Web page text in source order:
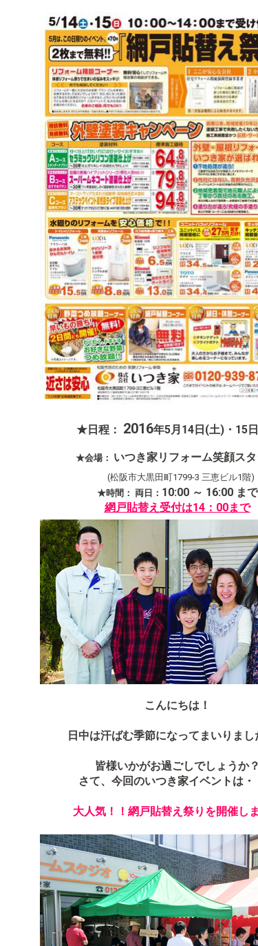
★日程： 2016年5月 14日(土) ・ 15日(
★会場： いつき家リフォーム笑顔スタ
(松阪市大黒田町1799-3 三恵ビル1階)
★時間： 両日 ： 10:00 ～ 16:00 まで
網戸貼替え受付は14：00まで
こんにちは！
日中は汗ばむ季節になってまいりまし
皆様いかがお過ごしでしょうか？
さて、今回のいつき家イベントは・
大人気！！網戸貼替え祭りを開催しま